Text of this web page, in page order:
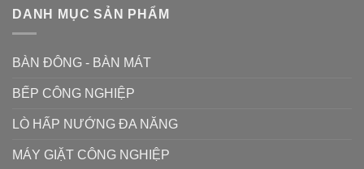
DANH MỤC SẢN PHẨM
BÀN ĐÔNG - BÀN MÁT
BẾP CÔNG NGHIỆP
LÒ HẤP NƯỚNG ĐA NĂNG
MÁY GIẶT CÔNG NGHIỆP